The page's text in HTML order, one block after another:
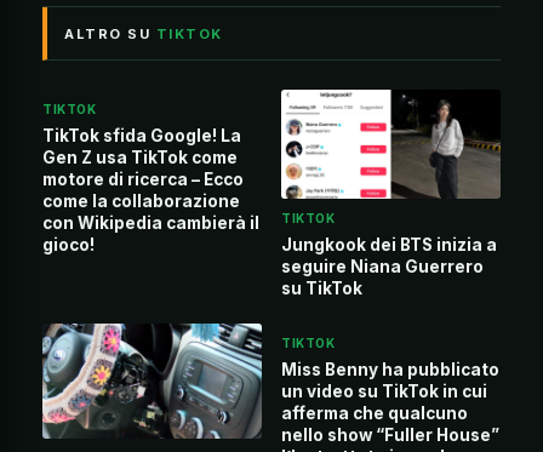
ALTRO SU TIKTOK
TIKTOK
TikTok sfida Google! La
Gen Z usa TikTok come
motore di ricerca – Ecco
come la collaborazione
con Wikipedia cambierà il
gioco!
TIKTOK
Jungkook dei BTS inizia a
seguire Niana Guerrero
su TikTok
TIKTOK
Miss Benny ha pubblicato
un video su TikTok in cui
afferma che qualcuno
nello show “Fuller House”